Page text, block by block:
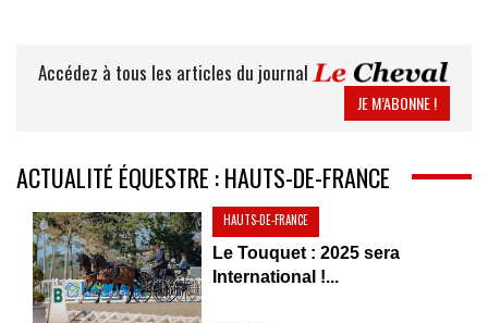
Accédez à tous les articles du journal
JE M’ABONNE !
ACTUALITÉ ÉQUESTRE : HAUTS-DE-FRANCE
HAUTS-DE-FRANCE
Le Touquet : 2025 sera
International !...